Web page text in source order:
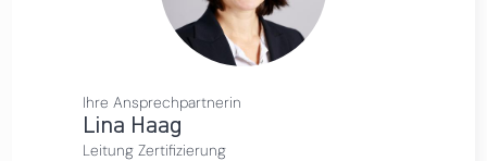
Ihre Ansprechpartnerin
Lina Haag
Leitung Zertifizierung